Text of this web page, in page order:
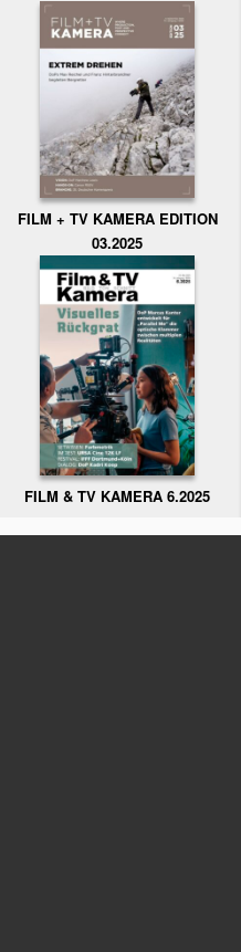
FILM + TV KAMERA EDITION
03.2025
FILM & TV KAMERA 6.2025